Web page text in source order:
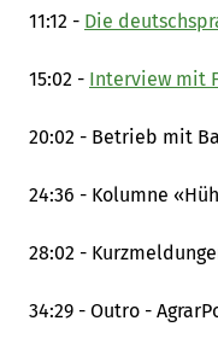
11:12 - Die
15:02 - Interview mit
20:02 - Betrieb mit
24:36 - Kolumne
28:02 -
34:29 - Outro -